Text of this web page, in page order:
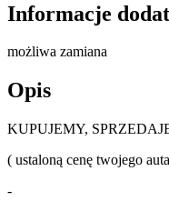
Informacje
możliwa zamiana
Opis
KUPUJEMY,
( ustaloną cenę twojego
-